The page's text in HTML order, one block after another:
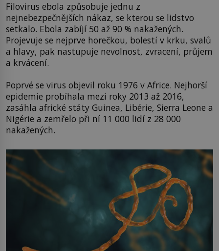
Filovirus ebola způsobuje jednu z
nejnebezpečnějších nákaz, se kterou se lidstvo
setkalo. Ebola zabíjí 50 až 90 % nakažených.
Projevuje se nejprve horečkou, bolestí v krku, svalů
a hlavy, pak nastupuje nevolnost, zvracení, průjem
a krvácení.
Poprvé se virus objevil roku 1976 v Africe. Nejhorší
epidemie probíhala mezi roky 2013 až 2016,
zasáhla africké státy Guinea, Libérie, Sierra Leone a
Nigérie a zemřelo při ní 11 000 lidí z 28 000
nakažených.